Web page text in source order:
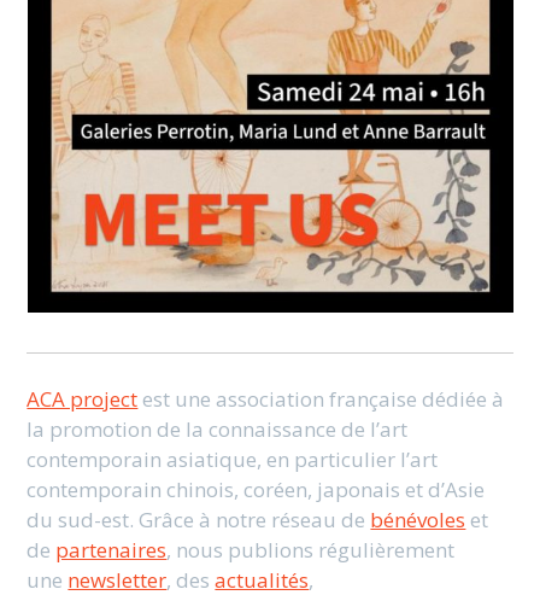
ACA project est une association française dédiée à
la promotion de la connaissance de l’art
contemporain asiatique, en particulier l’art
contemporain chinois, coréen, japonais et d’Asie
du sud-est. Grâce à notre réseau de bénévoles et
de partenaires, nous publions régulièrement
une newsletter, desactualités,